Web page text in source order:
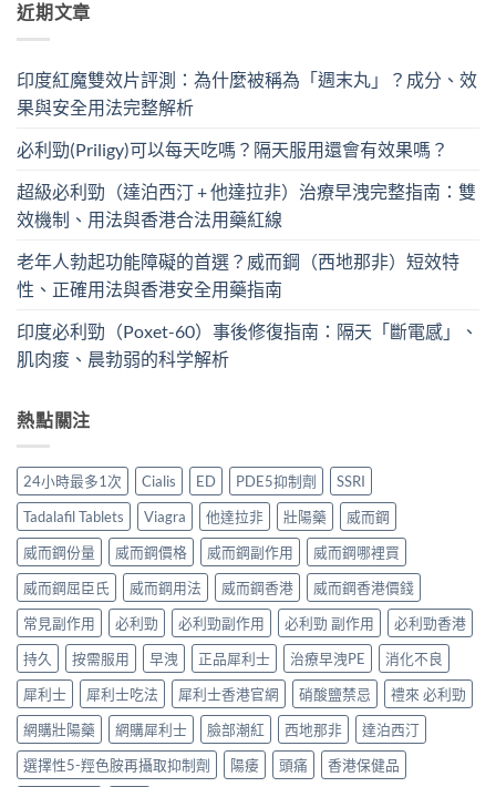
近期文章
印度紅魔雙效片評測：為什麼被稱為「週末丸」？成分、效
果與安全用法完整解析
必利勁(Priligy)可以每天吃嗎？隔天服用還會有效果嗎？
超級必利勁（達泊西汀 + 他達拉非）治療早洩完整指南：雙
效機制、用法與香港合法用藥紅線
老年人勃起功能障礙的首選？威而鋼（西地那非）短效特
性、正確用法與香港安全用藥指南
印度必利勁（Poxet-60）事後修復指南：隔天「斷電感」、
肌肉痠、晨勃弱的科学解析
熱點關注
24小時最多1次 Cialis ED PDE5抑制劑
SSRI
Tadalafil Tablets
Viagra 他達拉非 壯陽藥
威而鋼
威而鋼份量
威而鋼價格 威而鋼副作用
威而鋼哪裡買
威而鋼屈臣氏
威而鋼用法 威而鋼香港
威而鋼香港價錢
常見副作用
必利勁 必利勁副作用 必利勁 副作用
必利勁香港
持久
按需服用 早洩 正品犀利士 治療早洩PE
消化不良
犀利士
犀利士吃法 犀利士香港官網 硝酸鹽禁忌
禮來 必利勁
網購壯陽藥
網購犀利士 臉部潮紅 西地那非
達泊西汀
選擇性5-羥色胺再攝取抑制劑
陽痿 頭痛 香港保健品